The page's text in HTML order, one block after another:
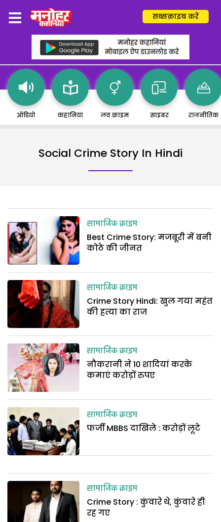
सब्सक्राइब करें
ऑडियो कहानियां लव क्राइम साइबर राजनीतिक
Social Crime Story In Hindi
सामाजिक क्राइम
Best Crime Story: मजबूरी में बनी
कोठे की जीनत
सामाजिक क्राइम
Crime Story Hindi: खुल गया महंत
की हत्या का राज
सामाजिक क्राइम
नौकरानी ने 10 शादियां करके
कमाएं करोड़ों रुपए
सामाजिक क्राइम
फर्जी MBBS दाखिले : करोड़ों लूटे
सामाजिक क्राइम
Crime Story : कुंवारे थे, कुंवारे ही
रह गए